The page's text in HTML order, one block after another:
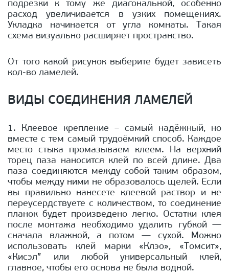
подрезки к тому же диагональной, особенно
расход увеличивается в узких помещениях.
Укладка начинается от угла комнаты. Такая
схема визуально расширяет пространство.
От того какой рисунок выберите будет зависеть
кол-во ламелей.
ВИДЫ СОЕДИНЕНИЯ ЛАМЕЛЕЙ
1. Клеевое крепление – самый надёжный, но
вместе с тем самый трудоёмкий способ. Каждое
место стыка промазываем клеем. На верхний
торец паза наносится клей по всей длине. Два
паза соединяются между собой таким образом,
чтобы между ними не образовалось щелей. Если
вы правильно нанесете клеевой раствор и не
переусердствуете с количеством, то соединение
планок будет произведено легко. Остатки клея
после монтажа необходимо удалить губкой —
сначала влажной, а потом — сухой. Можно
использовать клей марки «Клэо», «Томсит»,
«Кисэл” или любой универсальный клей,
главное, чтобы его основа не была водной.